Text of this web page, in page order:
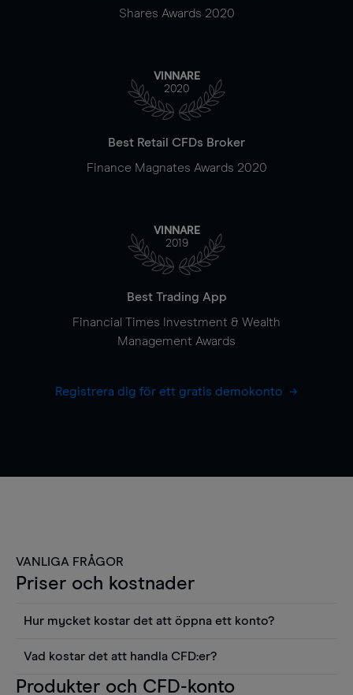
Shares Awards 2020
VINNARE
2020
Best Retail CFDs Broker
Finance Magnates Awards 2020
VINNARE
2019
Best Trading App
Financial Times Investment & Wealth
Management Awards
Registrera dig för ett gratis demokonto
VANLIGA FRÅGOR
Priser och kostnader
Hur mycket kostar det att öppna ett konto?
använda sådana verktyg som diagram, Reuters
Vad kostar det att handla CFD:er?
Det är en rad kostnader att tänka på när man
Produkter och CFD-konto